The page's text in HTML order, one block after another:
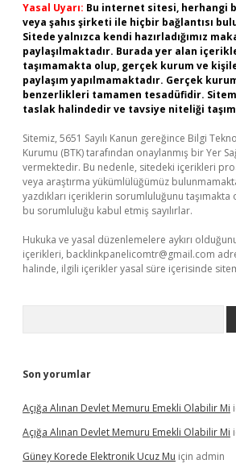
Yasal Uyarı: Bu internet sitesi, herhangi
veya şahıs şirketi ile hiçbir bağlantısı
Sitede yalnızca kendi hazırladığımız
paylaşılmaktadır. Burada yer alan
taşımamakta olup, gerçek kurum ve
paylaşım yapılmamaktadır. Gerçek
benzerlikleri tamamen tesadüfidir.
taslak halindedir ve tavsiye niteliği
Sitemiz, 5651 Sayılı Kanun gereğince Bilgi
Kurumu (BTK) tarafından onaylanmış bir Yer
vermektedir. Bu nedenle, sitedeki içerikleri
veya araştırma yükümlülüğümüz
yazdıkları içeriklerin sorumluluğunu
bu sorumluluğu kabul etmiş sayılırlar.
Hukuka ve yasal düzenlemelere aykırı
içerikleri, backlinkpanelicomtr@gmail.com
halinde, ilgili içerikler yasal süre içerisinde
Son yorumlar
Açığa Alınan Devlet Memuru Emekli Olabilir Mi
Açığa Alınan Devlet Memuru Emekli Olabilir Mi
Güney Korede Elektronik Ucuz Mu için admin